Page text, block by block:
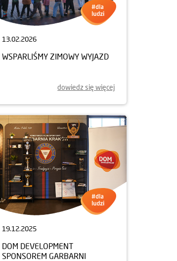
edycjach sezonowych.
13.02.2026
WSPARLIŚMY ZIMOWY WYJAZD
dowiedz się więcej
19.12.2025
DOM DEVELOPMENT
SPONSOREM GARBARNI